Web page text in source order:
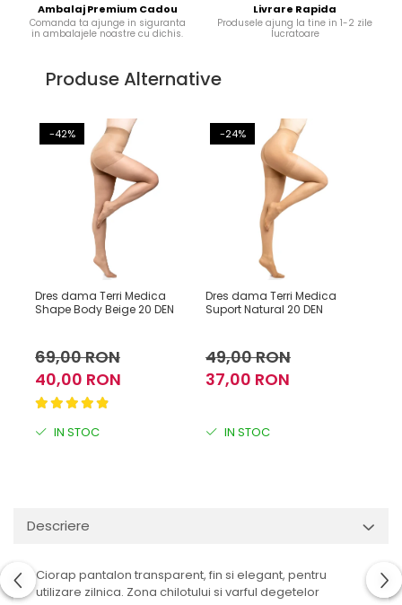
Ambalaj Premium Cadou
Comanda ta ajunge in siguranta
in ambalajele noastre cu dichis.
Livrare Rapida
Produsele ajung la tine in 1-2 zile
lucratoare
Produse Alternative
-42%
Dres dama Terri Medica
Shape Body Beige 20 DEN
69,00 RON
40,00 RON
IN STOC
-24%
Dres dama Terri Medica
Suport Natural 20 DEN
49,00 RON
37,00 RON
IN STOC
Descriere
Ciorap pantalon transparent, fin si elegant, pentru
utilizare zilnica. Zona chilotului si varful degetelor